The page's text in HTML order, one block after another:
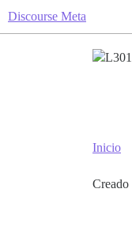
Discourse Meta
Inicio
Creado